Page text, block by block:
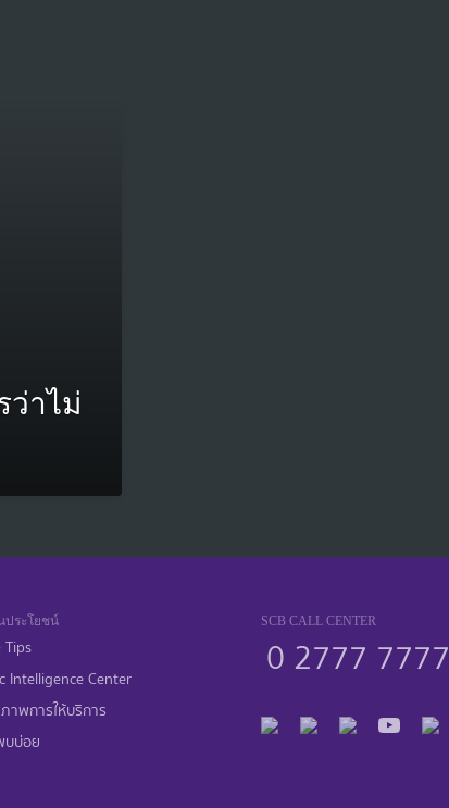
ว่าไม่
ประโยชน์
Tips
Intelligence Center
พการให้บริการ
บบ่อย
SCB CALL CENTER
0 2777 7777